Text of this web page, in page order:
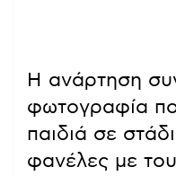
Η ανάρτηση
φωτογραφία
παιδιά σε
φανέλες με